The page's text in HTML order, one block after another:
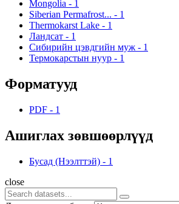
Mongolia - 1
Siberian Permafrost... - 1
Thermokarst Lake - 1
Ландсат - 1
Сибирийн цэвдгийн муж - 1
Термокарстын нуур - 1
Форматууд
PDF - 1
Ашиглах зөвшөөрлүүд
Бусад (Нээлттэй) - 1
close